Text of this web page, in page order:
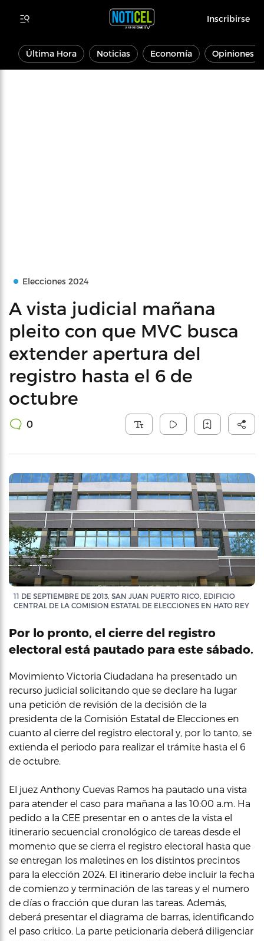
Inscribirse
Última Hora Noticias Economía Opiniones
Elecciones 2024
A vista judicial mañana
pleito con que MVC busca
extender apertura del
registro hasta el 6 de
octubre
0
11 DE SEPTIEMBRE DE 2013, SAN JUAN PUERTO RICO, EDIFICIO
CENTRAL DE LA COMISION ESTATAL DE ELECCIONES EN HATO REY
Por lo pronto, el cierre del registro
electoral está pautado para este sábado.
Movimiento Victoria Ciudadana ha presentado un
recurso judicial solicitando que se declare ha lugar
una petición de revisión de la decisión de la
presidenta de la Comisión Estatal de Elecciones en
cuanto al cierre del registro electoral y, por lo tanto, se
extienda el periodo para realizar el trámite hasta el 6
de octubre.
El juez Anthony Cuevas Ramos ha pautado una vista
para atender el caso para mañana a las 10:00 a.m. Ha
pedido a la CEE presentar en o antes de la vista el
itinerario secuencial cronológico de tareas desde el
momento que se cierra el registro electoral hasta que
se entregan los maletines en los distintos precintos
para la elección 2024. El itinerario debe incluir la fecha
de comienzo y terminación de las tareas y el numero
de días o fracción que duran las tareas. Además,
deberá presentar el diagrama de barras, identificando
el paso critico. La parte peticionaria deberá diligenciar